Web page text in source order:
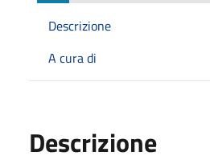
Descrizione
A cura di
Descrizione